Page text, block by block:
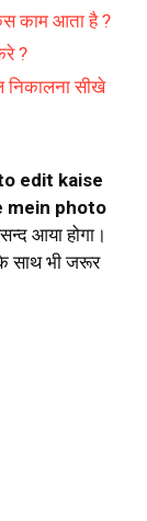
काम आता है ?
?
सीखे
edit kaise
mein photo
आया होगा।
साथ भी जरूर